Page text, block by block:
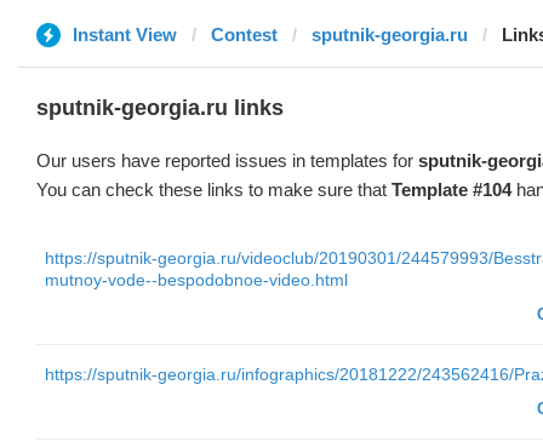
Instant View Contest sputnik-georgia.ru
sputnik-georgia.ru links
Our users have reported issues in templates for sputnik-
You can check these links to make sure that Template #104
https://sputnik-georgia.ru/videoclub/20190301/244579993/
mutnoy-vode--bespodobnoe-video.html
https://sputnik-georgia.ru/infographics/20181222/243562416/